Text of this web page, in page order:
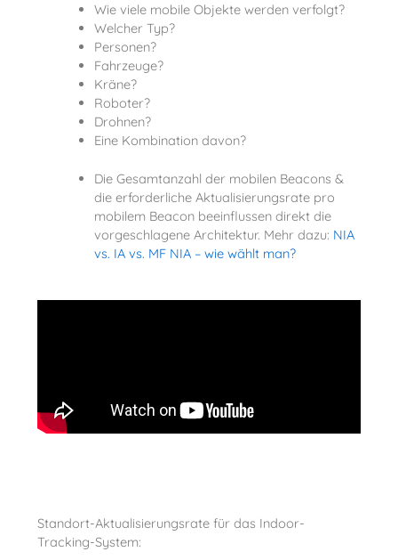
Wie viele mobile Objekte werden verfolgt?
Welcher Typ?
Personen?
Fahrzeuge?
Kräne?
Roboter?
Drohnen?
Eine Kombination davon?
Die Gesamtanzahl der mobilen Beacons &
die erforderliche Aktualisierungsrate pro
mobilem Beacon beeinflussen direkt die
vorgeschlagene Architektur. Mehr dazu: NIA
vs. IA vs. MF NIA – wie wählt man?
Standort-Aktualisierungsrate für das Indoor-
Tracking-System: